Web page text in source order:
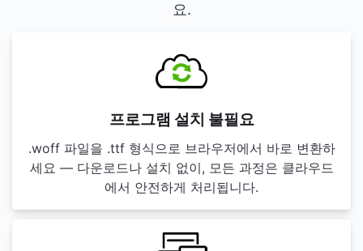
요.
프로그램 설치 불필요
.woff 파일을 .ttf 형식으로 브라우저에서 바로 변환하
세요 — 다운로드나 설치 없이, 모든 과정은 클라우드
에서 안전하게 처리됩니다.